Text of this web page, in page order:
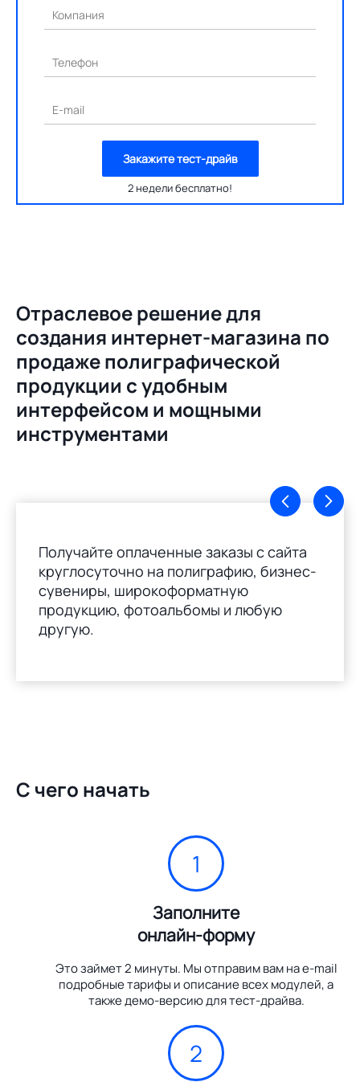
Компания
Телефон
E-mail
Закажите тест-драйв
2 недели бесплатно!
Отраслевое решение для
создания интернет-магазина по
продаже полиграфической
продукции с удобным
интерфейсом и мощными
инструментами
Получайте оплаченные заказы с сайта
круглосуточно на полиграфию, бизнес-
сувениры, широкоформатную
продукцию, фотоальбомы и любую
другую.
С чего начать
1
Заполните
онлайн-форму
Это займет 2 минуты. Мы отправим вам на e-mail
подробные тарифы и описание всех модулей, а
также демо-версию для тест-драйва.
2